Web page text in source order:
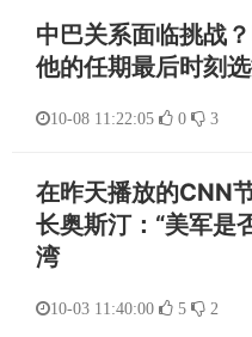
中巴关系面临挑战
他的任期最后时刻
10-08 11:22:05 0 3
在昨天播放的CNN
长奥斯汀：“美军是
湾
10-03 11:40:00 5 2